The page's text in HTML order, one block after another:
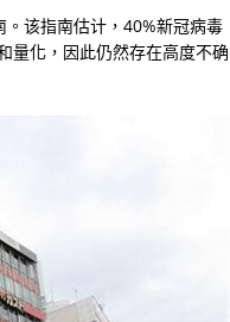
该指南估计，40%新冠病毒
量化，因此仍然存在高度不确